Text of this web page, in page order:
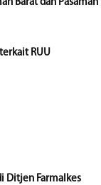
Barat dan Pasaman
RUU
Ditjen Farmalkes